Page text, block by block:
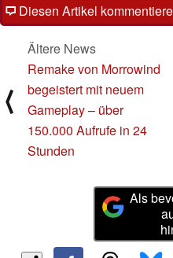
Diesen Artikel
⟨
Ältere News
Remake von Morrowind
begeistert mit neuem
Gameplay – über
150.000 Aufrufe in 24
Stunden
Als